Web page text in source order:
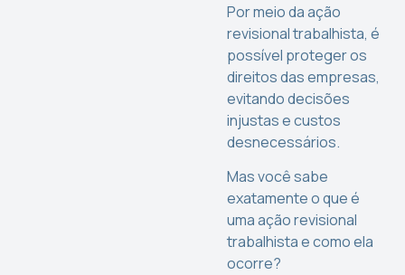
Por meio da ação
revisional trabalhista, é
possível proteger os
direitos das empresas,
evitando decisões
injustas e custos
desnecessários.
Mas você sabe
exatamente o que é
uma ação revisional
trabalhista e como ela
ocorre?